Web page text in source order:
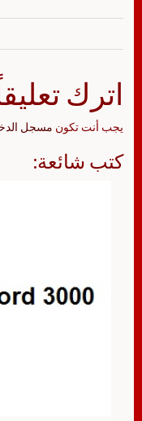
اترك
يجب أنت تكون مسجل
كتب شائعة: